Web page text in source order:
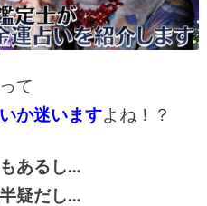
て
か迷いますよね！？
あるし…
疑だし…